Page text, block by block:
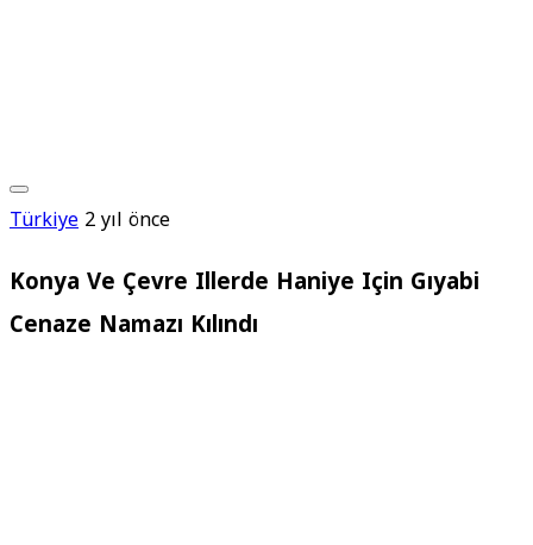
Türkiye2 yıl önce
Konya Ve Çevre Illerde Haniye Için Gıyabi
Cenaze Namazı Kılındı